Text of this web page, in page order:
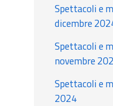
Spettacoli e
dicembre
Spettacoli e
novembre
Spettacoli e
2024